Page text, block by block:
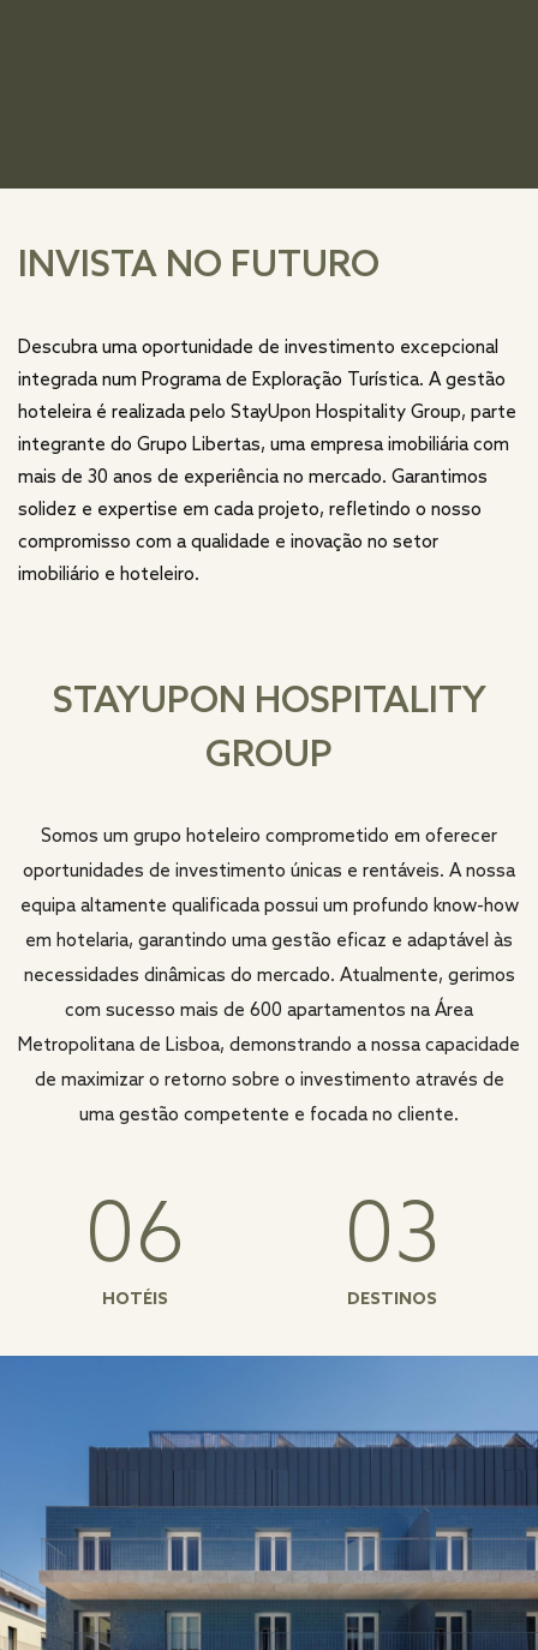
INVISTA NO FUTURO
Descubra uma oportunidade de investimento excepcional
integrada num Programa de Exploração Turística. A gestão
hoteleira é realizada pelo StayUpon Hospitality Group, parte
integrante do Grupo Libertas, uma empresa imobiliária com
mais de 30 anos de experiência no mercado. Garantimos
solidez e expertise em cada projeto, refletindo o nosso
compromisso com a qualidade e inovação no setor
imobiliário e hoteleiro.
STAYUPON HOSPITALITY
GROUP
Somos um grupo hoteleiro comprometido em oferecer
oportunidades de investimento únicas e rentáveis. A nossa
equipa altamente qualificada possui um profundo know-how
em hotelaria, garantindo uma gestão eficaz e adaptável às
necessidades dinâmicas do mercado. Atualmente, gerimos
com sucesso mais de 600 apartamentos na Área
Metropolitana de Lisboa, demonstrando a nossa capacidade
de maximizar o retorno sobre o investimento através de
uma gestão competente e focada no cliente.
06
HOTÉIS
03
DESTINOS